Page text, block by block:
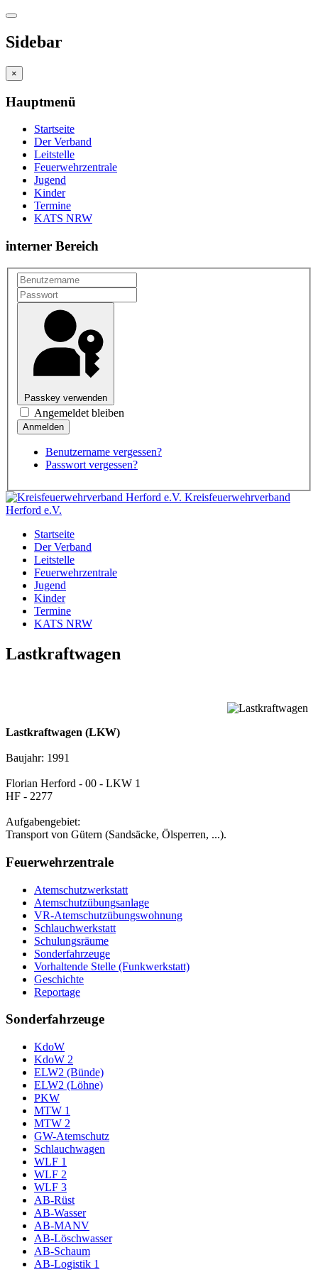
Sidebar
×
Hauptmenü
Startseite
Der Verband
Leitstelle
Feuerwehrzentrale
Jugend
Kinder
Termine
KATS NRW
interner Bereich
Passkey verwenden
Angemeldet bleiben
Benutzername vergessen?
Passwort vergessen?
Kreisfeuerwehrverband
Herford e.V.
Startseite
Der Verband
Leitstelle
Feuerwehrzentrale
Jugend
Kinder
Termine
KATS NRW
Lastkraftwagen
Lastkraftwagen (LKW)
Baujahr: 1991
Florian Herford - 00 - LKW 1
HF - 2277
Aufgabengebiet:
Transport von Gütern (Sandsäcke, Ölsperren, ...).
Feuerwehrzentrale
Atemschutzwerkstatt
Atemschutzübungsanlage
VR-Atemschutzübungswohnung
Schlauchwerkstatt
Schulungsräume
Sonderfahrzeuge
Vorhaltende Stelle (Funkwerkstatt)
Geschichte
Reportage
Sonderfahrzeuge
KdoW
KdoW 2
ELW2 (Bünde)
ELW2 (Löhne)
PKW
MTW 1
MTW 2
GW-Atemschutz
Schlauchwagen
WLF 1
WLF 2
WLF 3
AB-Rüst
AB-Wasser
AB-MANV
AB-Löschwasser
AB-Schaum
AB-Logistik 1